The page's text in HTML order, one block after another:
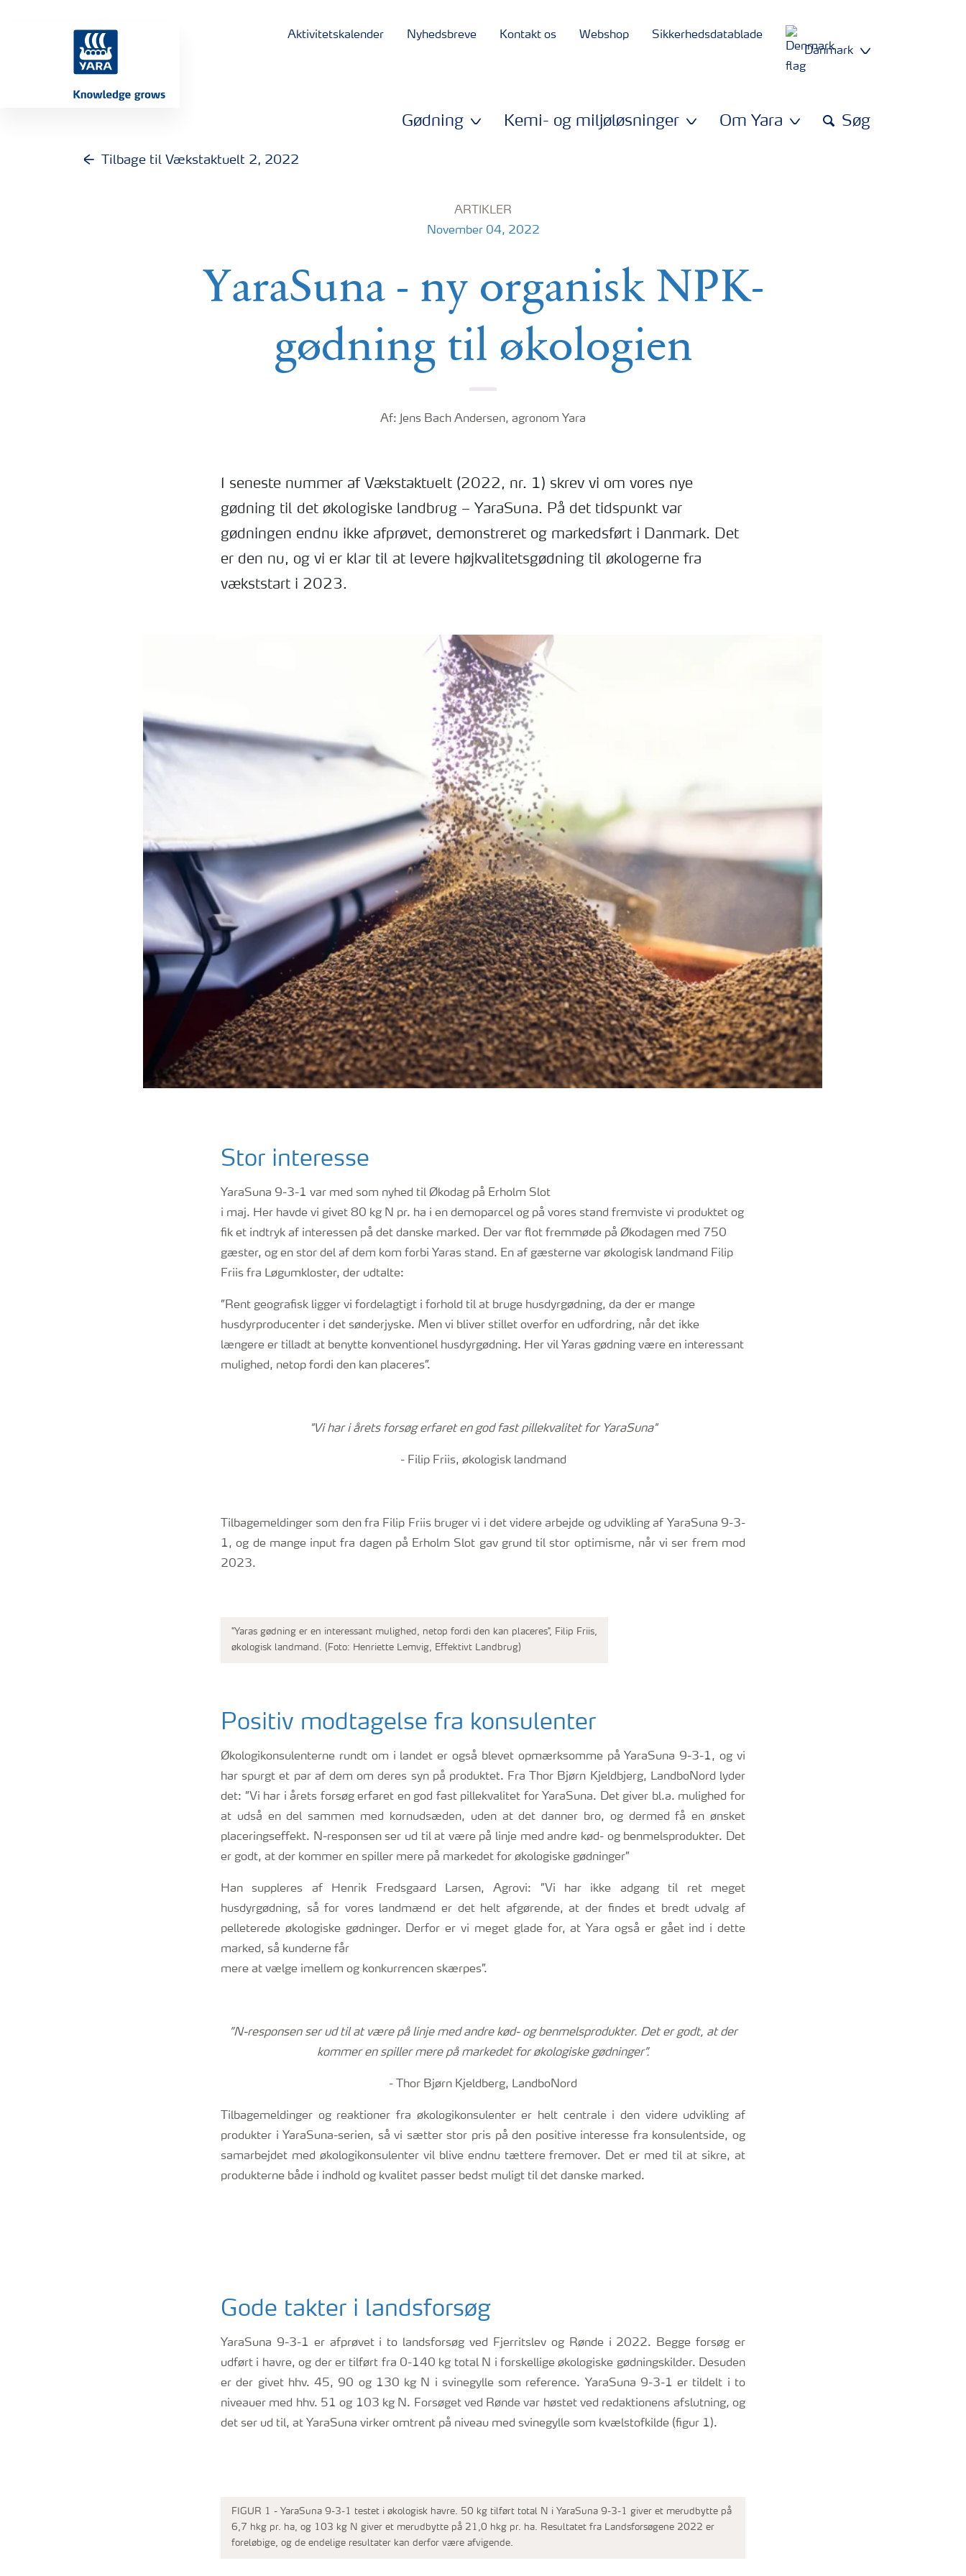
Aktivitetskalender Nyhedsbreve Kontakt os Webshop
Sikkerhedsdatablade
Danmark
Gødning Kemi- og miljøløsninger Om Yara Søg
Tilbage til Vækstaktuelt 2, 2022
ARTIKLER
November 04, 2022
YaraSuna - ny organisk NPK-
gødning til økologien
Af: Jens Bach Andersen, agronom Yara
I seneste nummer af Vækstaktuelt (2022, nr. 1) skrev vi om vores nye
gødning til det økologiske landbrug – YaraSuna. På det tidspunkt var
gødningen endnu ikke afprøvet, demonstreret og markedsført i Danmark. Det
er den nu, og vi er klar til at levere højkvalitetsgødning til økologerne fra
vækststart i 2023.
Stor interesse
YaraSuna 9-3-1 var med som nyhed til Økodag på Erholm Slot
i maj. Her havde vi givet 80 kg N pr. ha i en demoparcel og på vores stand fremviste vi produktet og
fik et indtryk af interessen på det danske marked. Der var flot fremmøde på Økodagen med 750
gæster, og en stor del af dem kom forbi Yaras stand. En af gæsterne var økologisk landmand Filip
Friis fra Løgumkloster, der udtalte:
”Rent geografisk ligger vi fordelagtigt i forhold til at bruge husdyrgødning, da der er mange
husdyrproducenter i det sønderjyske. Men vi bliver stillet overfor en udfordring, når det ikke
længere er tilladt at benytte konventionel husdyrgødning. Her vil Yaras gødning være en interessant
mulighed, netop fordi den kan placeres”.
"Vi har i årets forsøg erfaret en god fast pillekvalitet for YaraSuna"
- Filip Friis, økologisk landmand
Tilbagemeldinger som den fra Filip Friis bruger vi i det videre arbejde og udvikling af YaraSuna 9-3-
1, og de mange input fra dagen på Erholm Slot gav grund til stor optimisme, når vi ser frem mod
2023.
"Yaras gødning er en interessant mulighed, netop fordi den kan placeres", Filip Friis,
økologisk landmand. (Foto: Henriette Lemvig, Effektivt Landbrug)
Positiv modtagelse fra konsulenter
Økologikonsulenterne rundt om i landet er også blevet opmærksomme på YaraSuna 9-3-1, og vi
har spurgt et par af dem om deres syn på produktet. Fra Thor Bjørn Kjeldbjerg, LandboNord lyder
det: ”Vi har i årets forsøg erfaret en god fast pillekvalitet for YaraSuna. Det giver bl.a. mulighed for
at udså en del sammen med kornudsæden, uden at det danner bro, og dermed få en ønsket
placeringseffekt. N-responsen ser ud til at være på linje med andre kød- og benmelsprodukter. Det
er godt, at der kommer en spiller mere på markedet for økologiske gødninger”
Han suppleres af Henrik Fredsgaard Larsen, Agrovi: ”Vi har ikke adgang til ret meget
husdyrgødning, så for vores landmænd er det helt afgørende, at der findes et bredt udvalg af
pelleterede økologiske gødninger. Derfor er vi meget glade for, at Yara også er gået ind i dette
marked, så kunderne får
mere at vælge imellem og konkurrencen skærpes”.
”N-responsen ser ud til at være på linje med andre kød- og benmelsprodukter. Det er godt, at der
kommer en spiller mere på markedet for økologiske gødninger”.
- Thor Bjørn Kjeldberg, LandboNord
Tilbagemeldinger og reaktioner fra økologikonsulenter er helt centrale i den videre udvikling af
produkter i YaraSuna-serien, så vi sætter stor pris på den positive interesse fra konsulentside, og
samarbejdet med økologikonsulenter vil blive endnu tættere fremover. Det er med til at sikre, at
produkterne både i indhold og kvalitet passer bedst muligt til det danske marked.
Gode takter i landsforsøg
YaraSuna 9-3-1 er afprøvet i to landsforsøg ved Fjerritslev og Rønde i 2022. Begge forsøg er
udført i havre, og der er tilført fra 0-140 kg total N i forskellige økologiske gødningskilder. Desuden
er der givet hhv. 45, 90 og 130 kg N i svinegylle som reference. YaraSuna 9-3-1 er tildelt i to
niveauer med hhv. 51 og 103 kg N. Forsøget ved Rønde var høstet ved redaktionens afslutning, og
det ser ud til, at YaraSuna virker omtrent på niveau med svinegylle som kvælstofkilde (figur 1).
FIGUR 1 - YaraSuna 9-3-1 testet i økologisk havre. 50 kg tilført total N i YaraSuna 9-3-1 giver et merudbytte på
6,7 hkg pr. ha, og 103 kg N giver et merudbytte på 21,0 hkg pr. ha. Resultatet fra Landsforsøgene 2022 er
foreløbige, og de endelige resultater kan derfor være afvigende.